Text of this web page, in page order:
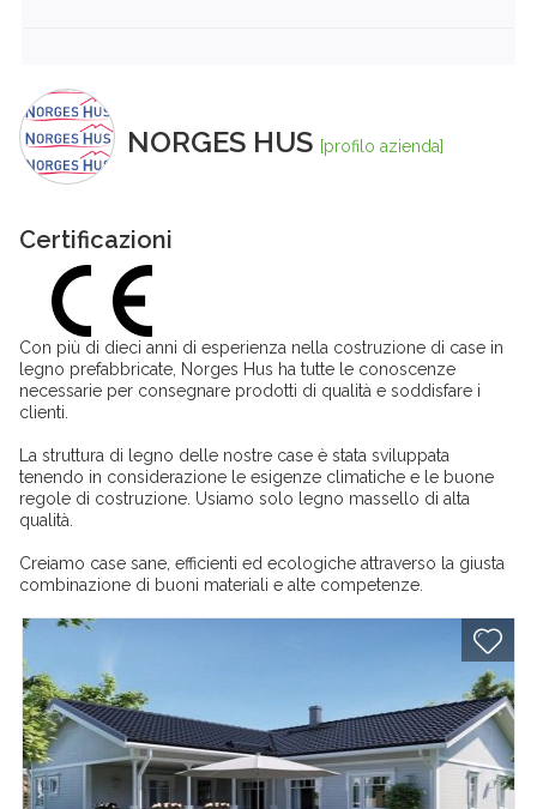
NORGES HUS [profilo azienda]
Certificazioni
Con più di dieci anni di esperienza nella costruzione di case in
legno prefabbricate, Norges Hus ha tutte le conoscenze
necessarie per consegnare prodotti di qualità e soddisfare i
clienti.
La struttura di legno delle nostre case è stata sviluppata
tenendo in considerazione le esigenze climatiche e le buone
regole di costruzione. Usiamo solo legno massello di alta
qualità.
Creiamo case sane, efficienti ed ecologiche attraverso la giusta
combinazione di buoni materiali e alte competenze.